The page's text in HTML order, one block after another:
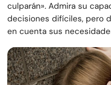
culparán». Admira su
decisiones difíciles, pero
en cuenta sus